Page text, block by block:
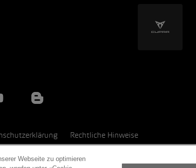
Rechtliche Hinweise
Webseite zu optimieren